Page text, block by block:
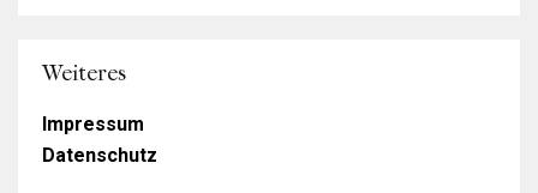
Weiteres
Impressum
Datenschutz